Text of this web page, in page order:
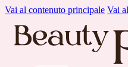
Vai al contenuto principale Vai